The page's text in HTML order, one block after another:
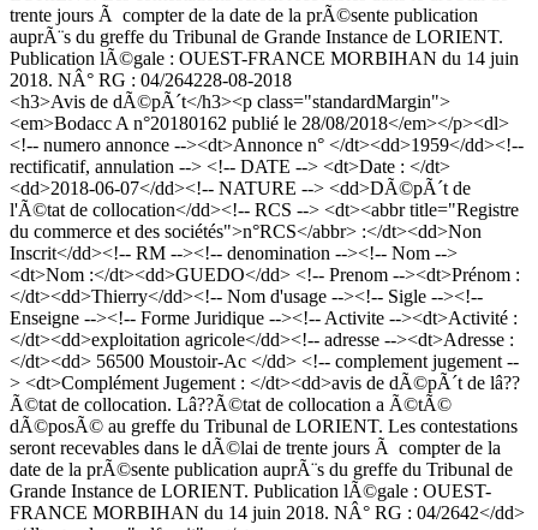
trente jours Ã compter de la date de la prÃ©sente publication
auprÃ¨s du greffe du Tribunal de Grande Instance de LORIENT.
Publication lÃ©gale : OUEST-FRANCE MORBIHAN du 14 juin
2018. NÂ° RG : 04/264228-08-2018
<h3>Avis de dÃ©pÃ´t</h3><p class="standardMargin">
<em>Bodacc A n°20180162 publié le 28/08/2018</em></p><dl>
<!-- numero annonce --><dt>Annonce n° </dt><dd>1959</dd><!--
rectificatif, annulation --> <!-- DATE --> <dt>Date : </dt>
<dd>2018-06-07</dd><!-- NATURE --> <dd>DÃ©pÃ´t de
l'Ã©tat de collocation</dd><!-- RCS --> <dt><abbr title="Registre
du commerce et des sociétés">n°RCS</abbr> :</dt><dd>Non
Inscrit</dd><!-- RM --><!-- denomination --><!-- Nom -->
<dt>Nom :</dt><dd>GUEDO</dd> <!-- Prenom --><dt>Prénom :
</dt><dd>Thierry</dd><!-- Nom d'usage --><!-- Sigle --><!--
Enseigne --><!-- Forme Juridique --><!-- Activite --><dt>Activité :
</dt><dd>exploitation agricole</dd><!-- adresse --><dt>Adresse :
</dt><dd> 56500 Moustoir-Ac </dd> <!-- complement jugement --
> <dt>Complément Jugement : </dt><dd>avis de dÃ©pÃ´t de lâ??
Ã©tat de collocation. Lâ??Ã©tat de collocation a Ã©tÃ©
dÃ©posÃ© au greffe du Tribunal de LORIENT. Les contestations
seront recevables dans le dÃ©lai de trente jours Ã compter de la
date de la prÃ©sente publication auprÃ¨s du greffe du Tribunal de
Grande Instance de LORIENT. Publication lÃ©gale : OUEST-
FRANCE MORBIHAN du 14 juin 2018. NÂ° RG : 04/2642</dd>